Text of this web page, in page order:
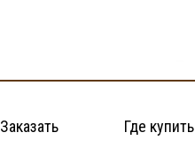
Заказать Где купить